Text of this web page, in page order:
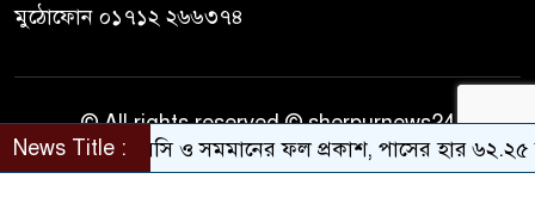
মুঠোফোন ০১৭১২ ২৬৬৩৭৪
© All rights reserved © sherpurnews24
Developer Contact
News Title :
এসএসসি ও সমমানের ফল প্রকাশ, পাসের হার ৬২.২৫ শতাংশ